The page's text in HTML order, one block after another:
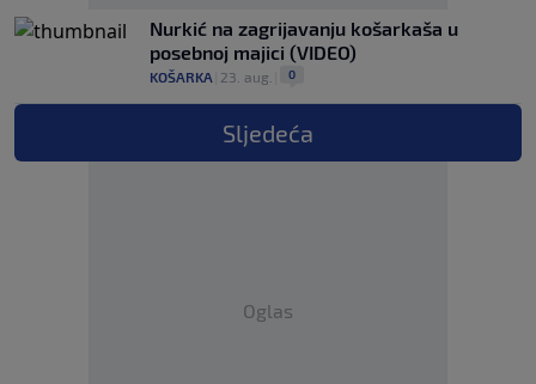
Nurkić na zagrijavanju košarkaša u
posebnoj majici (VIDEO)
KOŠARKA 23. aug. 0
Sljedeća
Oglas